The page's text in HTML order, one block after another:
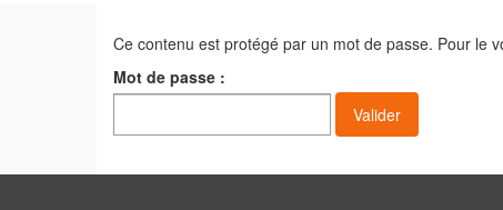
Ce contenu est protégé par un mot de passe. Pour le
Mot de passe :